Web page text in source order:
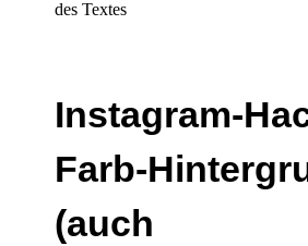
des Textes
Instagram-
Farb-
(auch